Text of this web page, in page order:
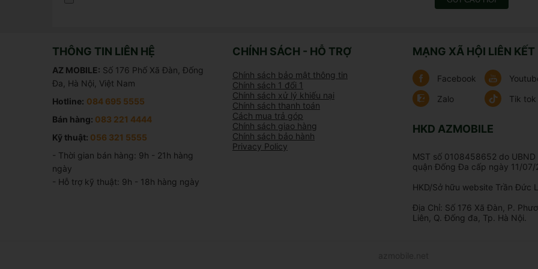
THÔNG TIN LIÊN HỆ
AZ MOBILE: Số 176 Phố Xã Đàn, Đống
Đa, Hà Nội, Việt Nam
Hotline: 084 695 5555
Bán hàng: 083 221 4444
Kỹ thuật: 056 321 5555
- Thời gian bán hàng: 9h - 21h hàng
ngày
- Hỗ trợ kỹ thuật: 9h - 18h hàng ngày
CHÍNH SÁCH - HỖ TRỢ
Chính sách bảo mật thông tin
Chính sách 1 đổi 1
Chính sách xử lý khiếu nại
Chính sách thanh toán
Cách mua trả góp
Chính sách giao hàng
Chính sách bảo hành
Privacy Policy
MẠNG XÃ HỘI LIÊN KẾT
Facebook
Zalo
Tik tok
HKD AZMOBILE
MST số 0108458652 do UBND
quận Đống Đa cấp ngày 11/07/
HKD/Sở hữu website Trần Đức
Địa Chỉ: Số 176 Xã Đàn, P.
Liên, Q. Đống đa, Tp. Hà Nội.